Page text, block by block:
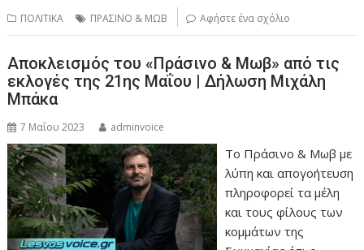
ΠΟΛΙΤΙΚΑ ΠΡΑΣΙΝΟ & ΜΩΒ Αφήστε ένα σχόλιο
Αποκλεισμός του «Πράσινο & Μωβ» από τις
εκλογές της 21ης Μαΐου | Δήλωση Μιχάλη
Μπάκα
7 Μαΐου 2023 adminvoice
Το Πράσινο & Μωβ με
λύπη και απογοήτευση
πληροφορεί τα μέλη
και τους φίλους των
κομμάτων της